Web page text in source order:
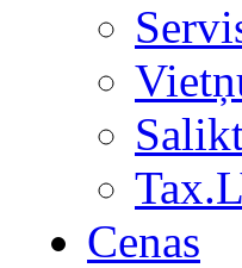
Cenas